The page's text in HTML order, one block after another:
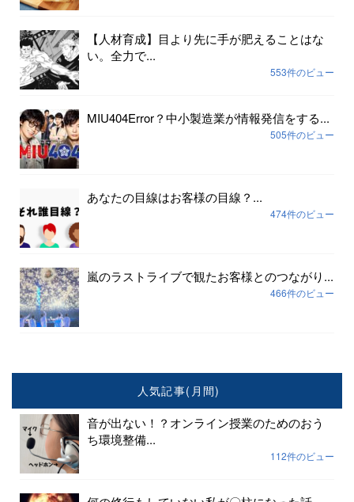
【人材育成】目より先に手が肥えることはな
い。全力で...
553件のビュー
MIU404Error？中小製造業が情報発信をする...
505件のビュー
あなたの目線はお客様の目線？...
474件のビュー
嵐のラストライブで観たお客様とのつながり...
466件のビュー
人気記事(月間)
音が出ない！？オンライン授業のためのおう
ち環境整備...
112件のビュー